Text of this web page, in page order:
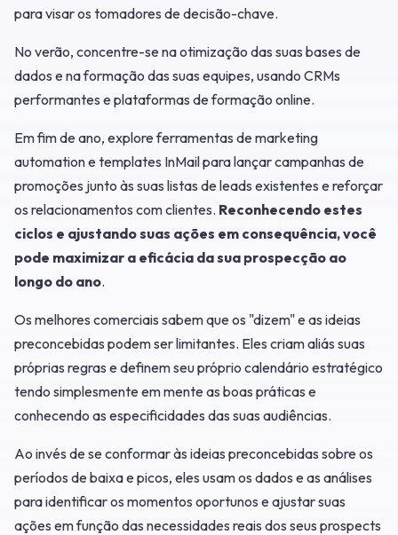
para visar os tomadores de decisão-chave.
No verão, concentre-se na otimização das suas bases de
dados e na formação das suas equipes, usando CRMs
performantes e plataformas de formação online.
Em fim de ano, explore ferramentas de marketing
automation e templates InMail para lançar campanhas de
promoções junto às suas listas de leads existentes e reforçar
os relacionamentos com clientes. Reconhecendo estes
ciclos e ajustando suas ações em consequência, você
pode maximizar a eficácia da sua prospecção ao
longo do ano.
Os melhores comerciais sabem que os "dizem" e as ideias
preconcebidas podem ser limitantes. Eles criam aliás suas
próprias regras e definem seu próprio calendário estratégico
tendo simplesmente em mente as boas práticas e
conhecendo as especificidades das suas audiências.
Ao invés de se conformar às ideias preconcebidas sobre os
períodos de baixa e picos, eles usam os dados e as análises
para identificar os momentos oportunos e ajustar suas
ações em função das necessidades reais dos seus prospects